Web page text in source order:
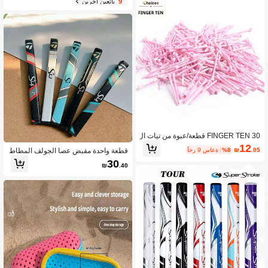
FINGER TEN 30 قطعة/عبوة من تيات ال
جولف الخشبية المتينة، بطول 3 1/4 بوص
₪12.05
%8 آخر 9 ساعة
لشمس، 6 أضلاع + طلاء مطاطي أسود س
ميك للحماية من الشمس، ضرورية للسف
ر، مثالية للاستخدام الخارجي والسفر وح
ماية الشمس في الصيف، مقاومة للرياح و
قطعة واحدة مقبض عصا الجولف المطاط
₪30.40